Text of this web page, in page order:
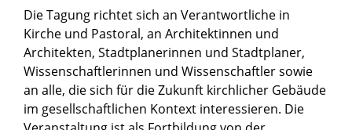
Die Tagung richtet sich an Verantwortliche in
Kirche und Pastoral, an Architektinnen und
Architekten, Stadtplanerinnen und Stadtplaner,
Wissenschaftlerinnen und Wissenschaftler sowie
an alle, die sich für die Zukunft kirchlicher Gebäude
im gesellschaftlichen Kontext interessieren. Die